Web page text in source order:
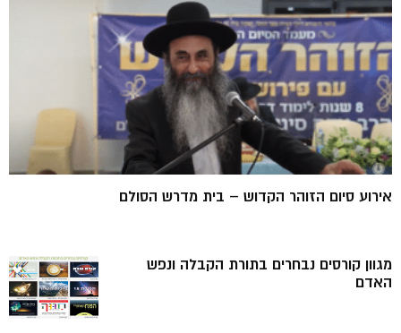
אירוע סיום הזוהר הקדוש – בית מדרש הסולם
מגוון קורסים נבחרים בתורת הקבלה ונפש
האדם